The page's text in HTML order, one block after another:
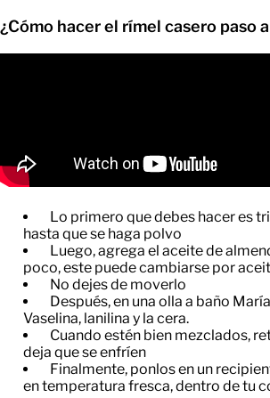
¿Cómo hacer el rímel casero paso
Lo primero que debes hacer es
hasta que se haga polvo
Luego, agrega el aceite de
poco, este puede cambiarse por
No dejes de moverlo
Después, en una olla a baño
Vaselina, lanilina y la cera.
Cuando estén bien mezclados,
deja que se enfríen
Finalmente, ponlos en un
en temperatura fresca, dentro de tu